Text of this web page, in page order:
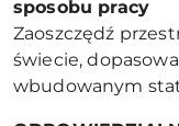
sposobu pracy
Zaoszczędź
świecie,
wbudowanym